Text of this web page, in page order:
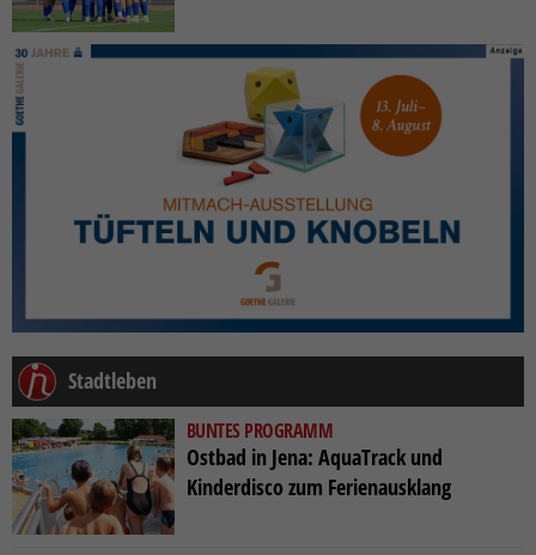
Stadtleben
BUNTES PROGRAMM
Ostbad in Jena: AquaTrack und
Kinderdisco zum Ferienausklang